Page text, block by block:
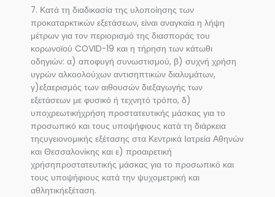
7. Κατά τη διαδικασία της υλοποίησης των
προκαταρκτικών εξετάσεων, είναι αναγκαία η λήψη
μέτρων για τον περιορισμό της διασποράς του
κορωνοϊού COVID-19 και η τήρηση των κάτωθι
οδηγιών: α) αποφυγή συνωστισμού, β) συχνή χρήση
υγρών αλκοολούχων αντισηπτικών διαλυμάτων,
γ)εξαερισμός των αιθουσών διεξαγωγής των
εξετάσεων με φυσικό ή τεχνητό τρόπο, δ)
υποχρεωτικήχρήση προστατευτικής μάσκας για το
προσωπικό και τους υποψήφιους κατά τη διάρκεια
τηςυγειονομικής εξέτασης στα Κεντρικά Ιατρεία Αθηνών
και Θεσσαλονίκης και ε) προαιρετική
χρήσηπροστατευτικής μάσκας για το προσωπικό και
τους υποψήφιους κατά την ψυχομετρική και
αθλητικήεξέταση.